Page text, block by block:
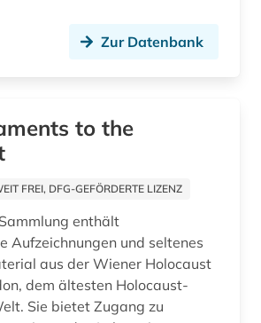
archivprojekte (1)
arealtypologie (1)
argumentation (1)
(1)
Zur Datenbank
to the
FREI, DFG-GEFÖRDERTE LIZENZ
enthält
Aufzeichnungen und seltenes
aus der Wiener Holocaust
dem ältesten Holocaust-
Sie bietet Zugang zu